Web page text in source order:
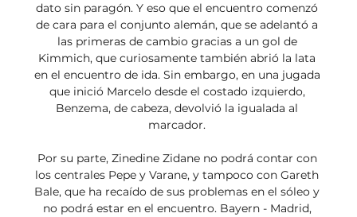
dato sin paragón. Y eso que el encuentro comenzó
de cara para el conjunto alemán, que se adelantó a
las primeras de cambio gracias a un gol de
Kimmich, que curiosamente también abrió la lata
en el encuentro de ida. Sin embargo, en una jugada
que inició Marcelo desde el costado izquierdo,
Benzema, de cabeza, devolvió la igualada al
marcador.
Por su parte, Zinedine Zidane no podrá contar con
los centrales Pepe y Varane, y tampoco con Gareth
Bale, que ha recaído de sus problemas en el sóleo y
no podrá estar en el encuentro. Bayern - Madrid,